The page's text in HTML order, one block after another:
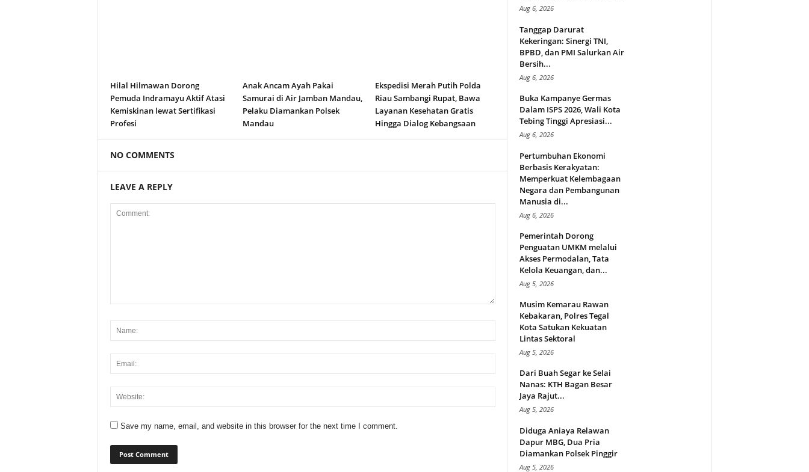
Hilal Hilmawan Dorong
Pemuda Indramayu Aktif Atasi
Kemiskinan lewat Sertifikasi
Profesi
Anak Ancam Ayah Pakai
Samurai di Air Jamban Mandau,
Pelaku Diamankan Polsek
Mandau
Ekspedisi Merah Putih Polda
Riau Sambangi Rupat, Bawa
Layanan Kesehatan Gratis
Hingga Dialog Kebangsaan
NO COMMENTS
LEAVE A REPLY
Save my name, email, and website in this browser for the next time I comment.
Aug 6, 2026
Tanggap Darurat
Kekeringan: Sinergi TNI,
BPBD, dan PMI Salurkan Air
Bersih...
Aug 6, 2026
Buka Kampanye Germas
Dalam ISPS 2026, Wali Kota
Tebing Tinggi Apresiasi...
Aug 6, 2026
Pertumbuhan Ekonomi
Berbasis Kerakyatan:
Memperkuat Kelembagaan
Negara dan Pembangunan
Manusia di...
Aug 6, 2026
Pemerintah Dorong
Penguatan UMKM melalui
Akses Permodalan, Tata
Kelola Keuangan, dan...
Aug 5, 2026
Musim Kemarau Rawan
Kebakaran, Polres Tegal
Kota Satukan Kekuatan
Lintas Sektoral
Aug 5, 2026
Dari Buah Segar ke Selai
Nanas: KTH Bagan Besar
Jaya Rajut...
Aug 5, 2026
Diduga Aniaya Relawan
Dapur MBG, Dua Pria
Diamankan Polsek Pinggir
Aug 5, 2026